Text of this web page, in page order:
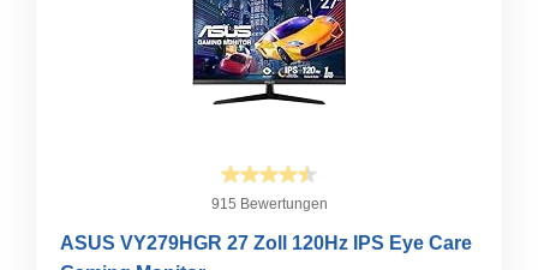
915 Bewertungen
ASUS VY279HGR 27 Zoll 120Hz IPS Eye Care